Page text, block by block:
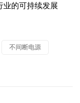
业的可持续发展
不间断电源